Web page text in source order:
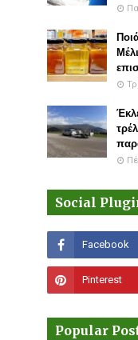
Social
Popular